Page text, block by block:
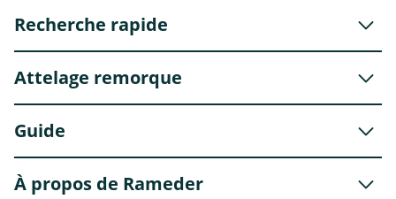
Recherche rapide
Attelage remorque
Guide
À propos de Rameder